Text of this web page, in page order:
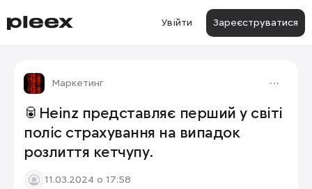
Увійти Зареєструватися
Маркетинг
🥫Heinz представляє перший у світі
поліс страхування на випадок
розлиття кетчупу.
11.03.2024 о 17:58